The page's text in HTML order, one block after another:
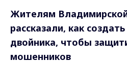
Жителям
рассказали, как
двойника, чтобы
мошенников